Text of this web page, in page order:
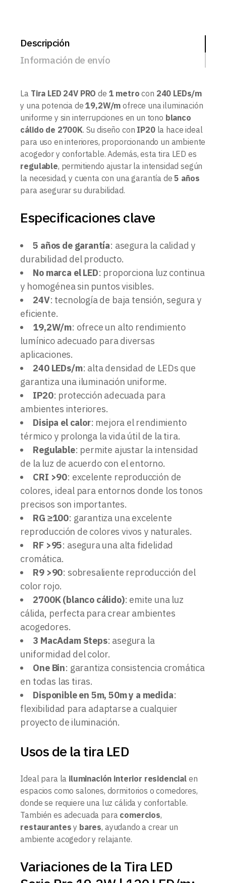
Descripción
Información de envío
La Tira LED 24V PRO de 1 metro con 240 LEDs/m
y una potencia de19,2W/m ofrece una iluminación
uniforme y sin interrupciones en un tono blanco
cálido de 2700K. Su diseño con IP20la hace ideal
para uso en interiores, proporcionando un ambiente
acogedor y confortable. Además, esta tira LED es
regulable, permitiendo ajustar la intensidad según
la necesidad, y cuenta con una garantía de5 años
para asegurar su durabilidad.
Especificaciones clave
5 años de garantía: asegura la calidad y
durabilidad del producto.
No marca el LED: proporciona luz continua
y homogénea sin puntos visibles.
24V: tecnología de baja tensión, segura y
eficiente.
19,2W/m: ofrece un alto rendimiento
lumínico adecuado para diversas
aplicaciones.
240 LEDs/m: alta densidad de LEDs que
garantiza una iluminación uniforme.
IP20: protección adecuada para
ambientes interiores.
Disipa el calor: mejora el rendimiento
térmico y prolonga la vida útil de la tira.
Regulable: permite ajustar la intensidad
de la luz de acuerdo con el entorno.
CRI >90: excelente reproducción de
colores, ideal para entornos donde los tonos
precisos son importantes.
RG ≥100: garantiza una excelente
reproducción de colores vivos y naturales.
RF >95: asegura una alta fidelidad
cromática.
R9 >90: sobresaliente reproducción del
color rojo.
2700K (blanco cálido): emite una luz
cálida, perfecta para crear ambientes
acogedores.
3 MacAdam Steps: asegura la
uniformidad del color.
One Bin: garantiza consistencia cromática
en todas las tiras.
Disponible en 5m, 50m y a medida:
flexibilidad para adaptarse a cualquier
proyecto de iluminación.
Usos de la tira LED
Ideal para la iluminación interior residencialen
espacios como salones, dormitorios o comedores,
donde se requiere una luz cálida y confortable.
También es adecuada para comercios,
restaurantes y bares, ayudando a crear un
ambiente acogedor y relajante.
Variaciones de la Tira LED